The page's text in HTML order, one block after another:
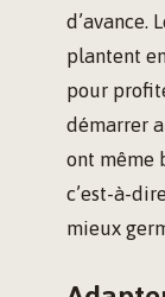
d’avance.
plantent
pour
démarrer
ont même
c’est-à-
mieux